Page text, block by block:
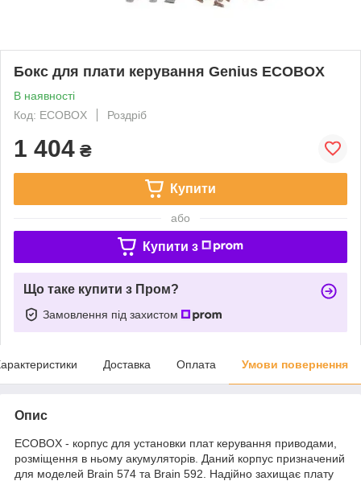
Бокс для плати керування Genius ECOBOX
В наявності
Код: ECOBOX
Роздріб
1 404 ₴
Купити
або
Купити з
Що таке купити з Пром?
Замовлення під захистом
Доставка Оплата Умови повернення
Опис
ECOBOX - корпус для установки плат керування приводами,
розміщення в ньому акумуляторів. Даний корпус призначений
для моделей Brain 574 та Brain 592. Надійно захищає плату